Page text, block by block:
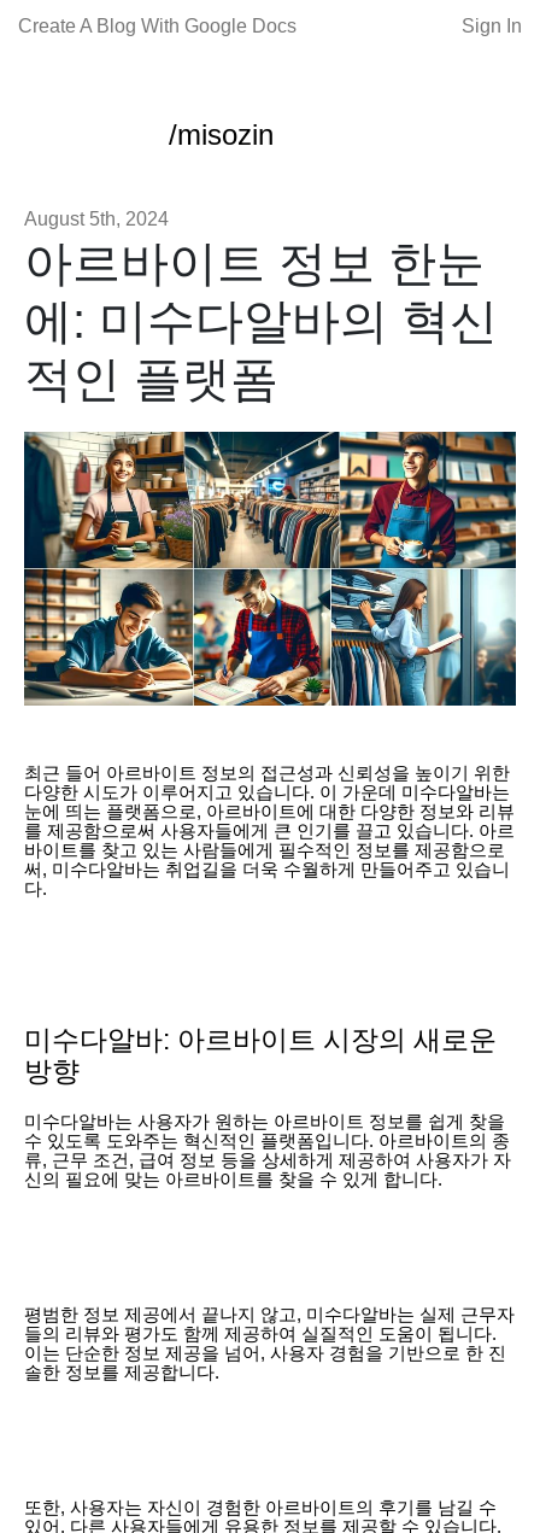
Create A Blog With Google Docs Sign In
/misozin
August 5th, 2024
아르바이트 정보 한눈
에: 미수다알바의 혁신
적인 플랫폼
최근 들어 아르바이트 정보의 접근성과 신뢰성을 높이기 위한
다양한 시도가 이루어지고 있습니다. 이 가운데 미수다알바는
눈에 띄는 플랫폼으로, 아르바이트에 대한 다양한 정보와 리뷰
를 제공함으로써 사용자들에게 큰 인기를 끌고 있습니다. 아르
바이트를 찾고 있는 사람들에게 필수적인 정보를 제공함으로
써, 미수다알바는 취업길을 더욱 수월하게 만들어주고 있습니
다.
미수다알바: 아르바이트 시장의 새로운
방향
미수다알바는 사용자가 원하는 아르바이트 정보를 쉽게 찾을
수 있도록 도와주는 혁신적인 플랫폼입니다. 아르바이트의 종
류, 근무 조건, 급여 정보 등을 상세하게 제공하여 사용자가 자
신의 필요에 맞는 아르바이트를 찾을 수 있게 합니다.
평범한 정보 제공에서 끝나지 않고, 미수다알바는 실제 근무자
들의 리뷰와 평가도 함께 제공하여 실질적인 도움이 됩니다.
이는 단순한 정보 제공을 넘어, 사용자 경험을 기반으로 한 진
솔한 정보를 제공합니다.
또한, 사용자는 자신이 경험한 아르바이트의 후기를 남길 수
있어, 다른 사용자들에게 유용한 정보를 제공할 수 있습니다.